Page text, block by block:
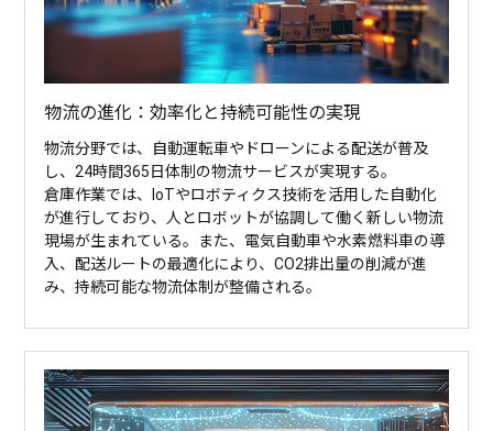
物流の進化：効率化と持続可能性の実現
物流分野では、自動運転車やドローンによる配送が普及
し、24時間365日体制の物流サービスが実現する。
倉庫作業では、IoTやロボティクス技術を活用した自動化
が進行しており、人とロボットが協調して働く新しい物流
現場が生まれている。また、電気自動車や水素燃料車の導
入、配送ルートの最適化により、CO2排出量の削減が進
み、持続可能な物流体制が整備される。